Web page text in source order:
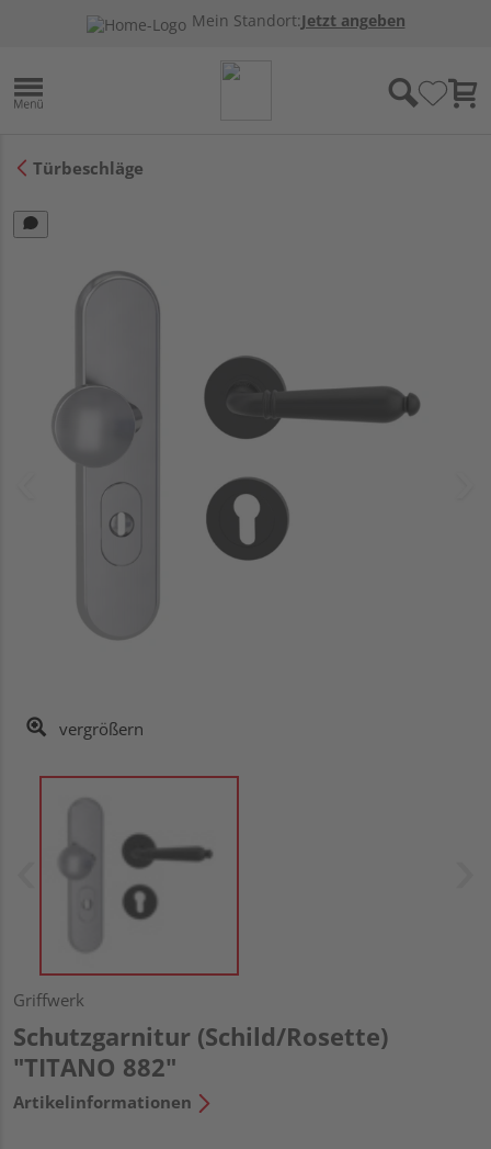
Mein Standort:Jetzt angeben
Türbeschläge
vergrößern
Griffwerk
Schutzgarnitur (Schild/Rosette)
"TITANO 882"
Artikelinformationen